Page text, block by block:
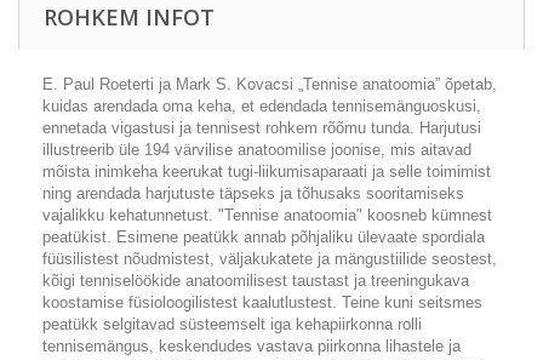
ROHKEM INFOT
E. Paul Roeterti ja Mark S. Kovacsi „Tennise anatoomia” õpetab,
kuidas arendada oma keha, et edendada tennisemänguoskusi,
ennetada vigastusi ja tennisest rohkem rõõmu tunda. Harjutusi
illustreerib üle 194 värvilise anatoomilise joonise, mis aitavad
mõista inimkeha keerukat tugi-liikumisaparaati ja selle toimimist
ning arendada harjutuste täpseks ja tõhusaks sooritamiseks
vajalikku kehatunnetust. "Tennise anatoomia" koosneb kümnest
peatükist. Esimene peatükk annab põhjaliku ülevaate spordiala
füüsilistest nõudmistest, väljakukatete ja mängustiilide seostest,
kõigi tenniselöökide anatoomilisest taustast ja treeningukava
koostamise füsioloogilistest kaalutlustest. Teine kuni seitsmes
peatükk selgitavad süsteemselt iga kehapiirkonna rolli
tennisemängus, keskendudes vastava piirkonna lihastele ja